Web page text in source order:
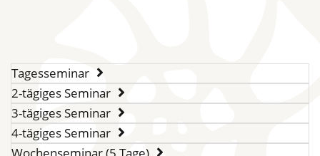
Tagesseminar
2-tägiges Seminar
3-tägiges Seminar
4-tägiges Seminar